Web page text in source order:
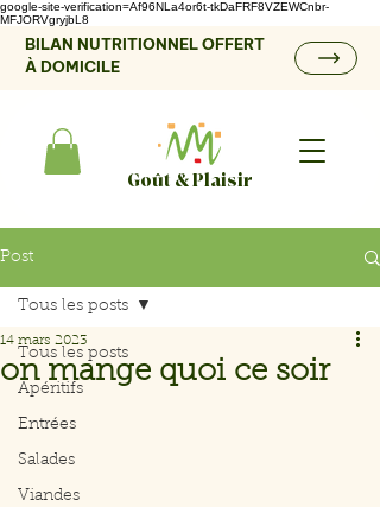
google-site-verification=Af96NLa4or6t-tkDaFRF8VZEWCnbr-
MFJORVgryjbL8
BILAN NUTRITIONNEL OFFERT
À DOMICILE
Goût & Plaisir
Post
Tous les posts
Apéritifs
Entrées
Salades
Viandes
Tous les posts
on mange quoi ce soir
14 mars 2023